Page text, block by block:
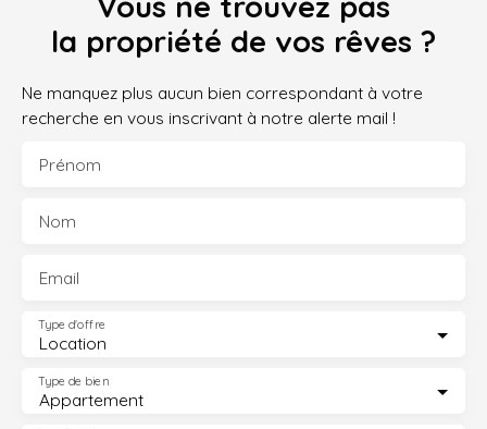
la propriété de vos rêves ?
Ne manquez plus aucun bien correspondant à votre
recherche en vous inscrivant à notre alerte mail !
Prénom
Nom
Email
Location
Type d'offre
Appartement
Type de bien